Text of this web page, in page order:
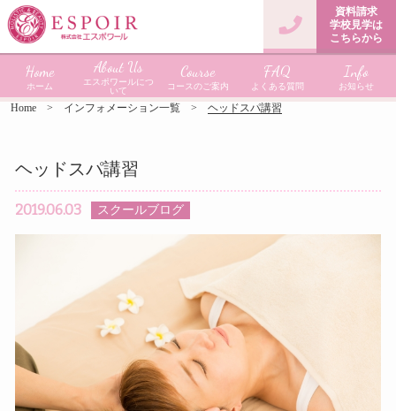
Home
ホーム
About Us
エスポワールにつ
いて
Course
コースのご案内
FAQ
よくある質問
Info
お知らせ
資料請求
学校見学は
こちらから
Home インフォメーション一覧 ヘッドスパ講習
ヘッドスパ講習
2019.06.03 スクールブログ